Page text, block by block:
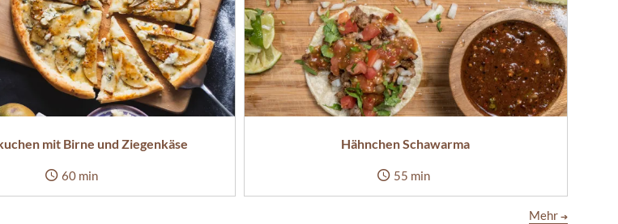
mit Birne und Ziegenkäse
60 min
Hähnchen Schawarma
55 min
Mehr ➔